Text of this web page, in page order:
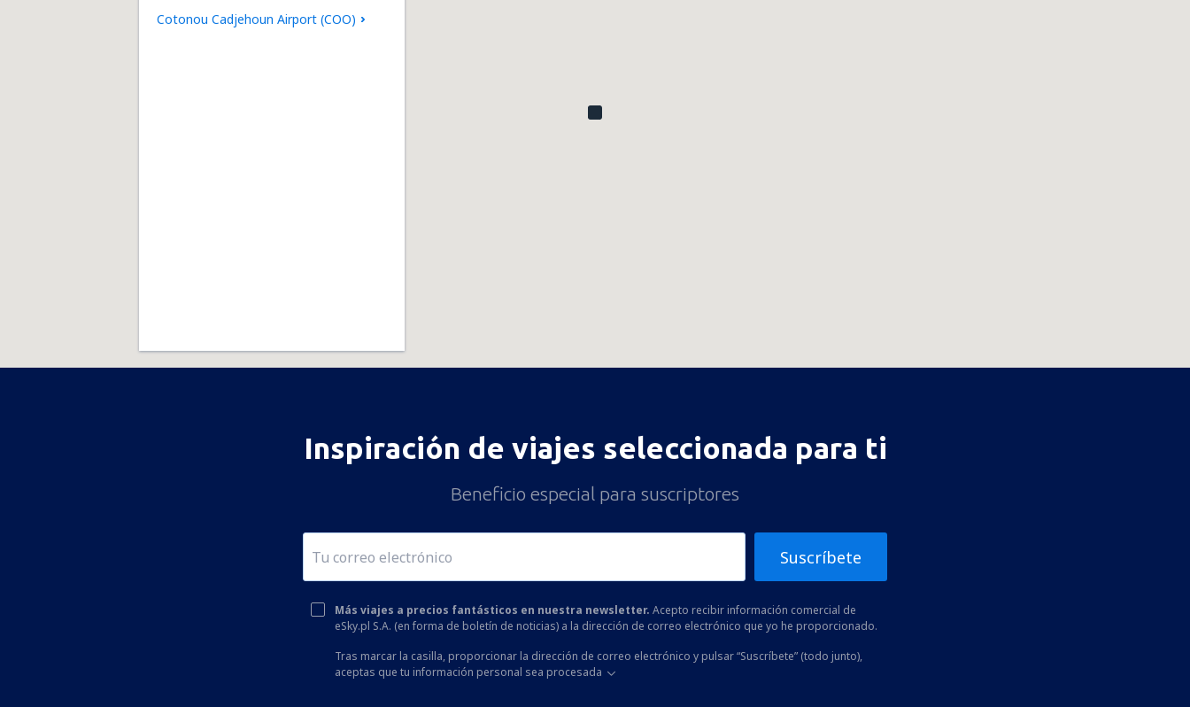
Cotonou Cadjehoun Airport (COO)
Inspiración de viajes seleccionada para ti
Beneficio especial para suscriptores
Suscríbete
Más viajes a precios fantásticos en nuestra newsletter. Acepto recibir información comercial de
eSky.pl S.A. (en forma de boletín de noticias) a la dirección de correo electrónico que yo he proporcionado.
Tras marcar la casilla, proporcionar la dirección de correo electrónico y pulsar “Suscríbete” (todo junto),
aceptas que tu información personal sea procesada